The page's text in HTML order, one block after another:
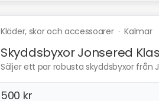
Kläder, skor och accessoarer·Kalmar
Skyddsbyxor Jonsered
Säljer ett par robusta skyddsbyxor från
500 kr